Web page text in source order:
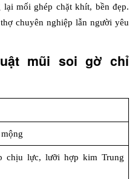
mối ghép chặt khít, bền đẹp.
chuyên nghiệp lẫn người yêu
mũi soi gờ chỉ
chịu lực, lưỡi hợp kim Trung